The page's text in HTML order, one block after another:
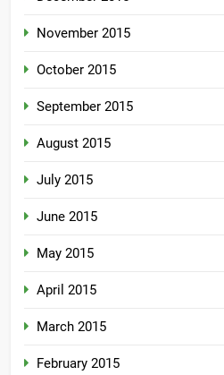
November 2015
October 2015
September 2015
August 2015
July 2015
June 2015
May 2015
April 2015
March 2015
February 2015